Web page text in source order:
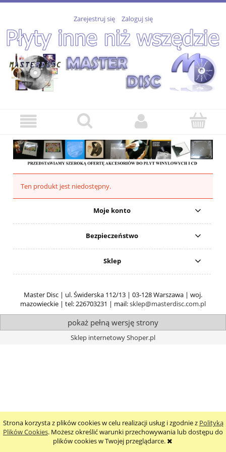
Strona korzysta z plików cookies w celu realizacji usług i zgodnie z Polityką
Plików Cookies. Możesz określić warunki przechowywania lub dostępu do
plików cookies w Twojej przeglądarce.
Zarejestruj się Zaloguj się
Ten produkt jest niedostępny.
Moje konto
Bezpieczeństwo
Sklep
Master Disc | ul. Świderska 112/13 | 03-128 Warszawa | woj.
mazowieckie | tel: 226703231 | mail:sklep@masterdisc.com.pl
pokaż pełną wersję strony
Sklep internetowy Shoper.pl